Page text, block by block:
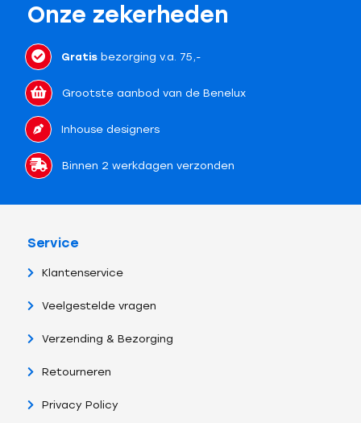
Onze zekerheden
Gratisbezorging v.a. 75,-
Grootste aanbod van de Benelux
Inhouse designers
Binnen 2 werkdagen verzonden
Service
Klantenservice
Veelgestelde vragen
Verzending & Bezorging
Retourneren
Privacy Policy